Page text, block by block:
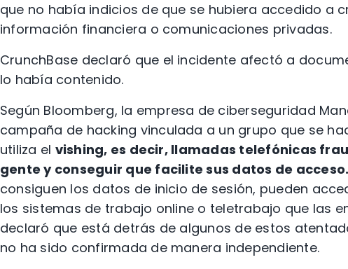
que no había indicios de que se hubiera accedido a
información financiera o comunicaciones privadas.
CrunchBase declaró que el incidente afectó a
lo había contenido.
Según Bloomberg, la empresa de ciberseguridad
campaña de hacking vinculada a un grupo que se
utiliza el vishing, es decir, llamadas telefónicas
gente y conseguir que facilite sus datos de acceso.
consiguen los datos de inicio de sesión, pueden
los sistemas de trabajo online o teletrabajo que las
declaró que está detrás de algunos de estos
no ha sido confirmada de manera independiente.